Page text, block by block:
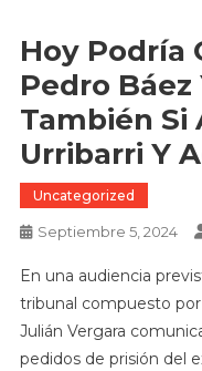
Hoy Podría
Pedro
También Si
Urribarri Y
Uncategorized
Septiembre 5, 2024
En una audiencia
tribunal compuesto por
Julián Vergara
pedidos de prisión del